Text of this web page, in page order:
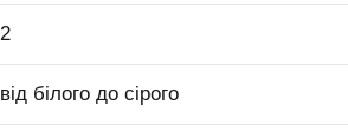
2
від білого до сірого